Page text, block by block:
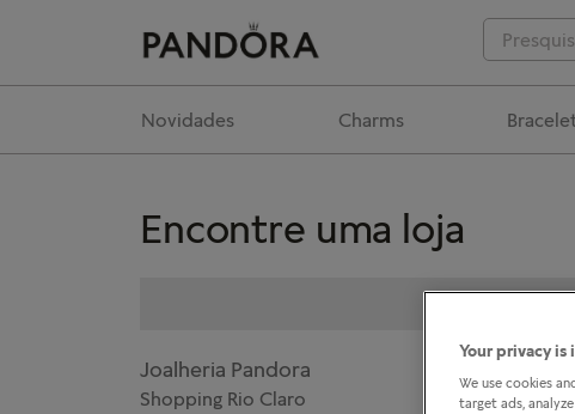
Novidades Charms
Encontre uma loja
Joalheria Pandora
Shopping Rio Claro
Your privacy
We use cookies
target ads,